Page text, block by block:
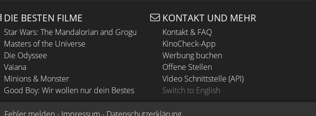
DIE BESTEN FILME
Star Wars: The Mandalorian and Grogu
Masters of the Universe
Die Odyssee
Vaiana
Minions & Monster
Good Boy: Wir wollen nur dein Bestes
KONTAKT UND MEHR
Kontakt & FAQ
KinoCheck-App
Werbung buchen
Offene Stellen
Video Schnittstelle (API)
Switch to English